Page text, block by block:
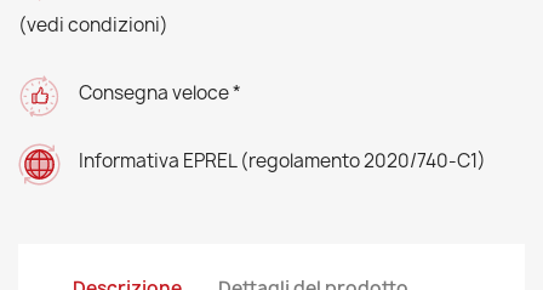
(vedi condizioni)
Consegna veloce *
Informativa EPREL (regolamento 2020/740-C1)